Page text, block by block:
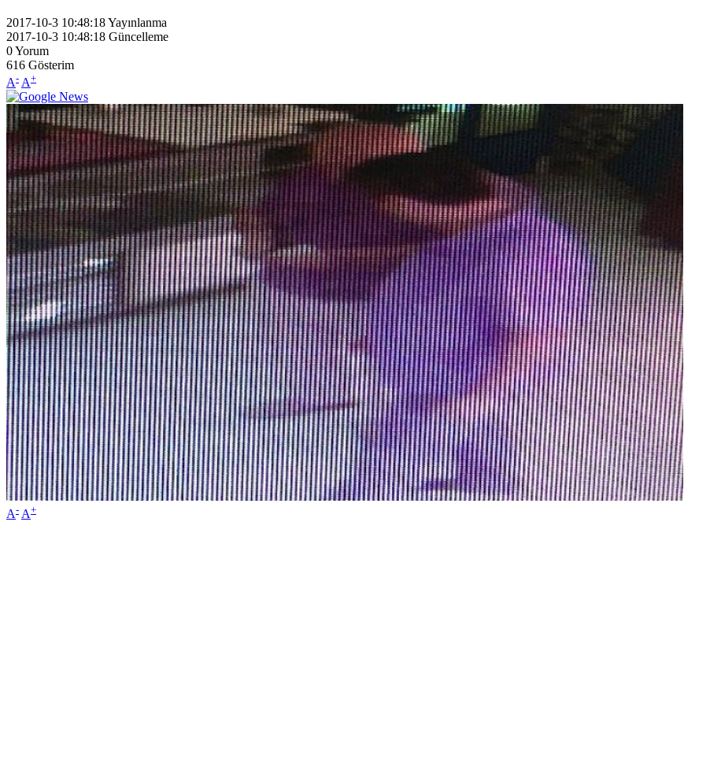
2017-10-3 10:48:18Yayınlanma
2017-10-3 10:48:18 Güncelleme
0Yorum
616 Gösterim
A- A+
A- A+